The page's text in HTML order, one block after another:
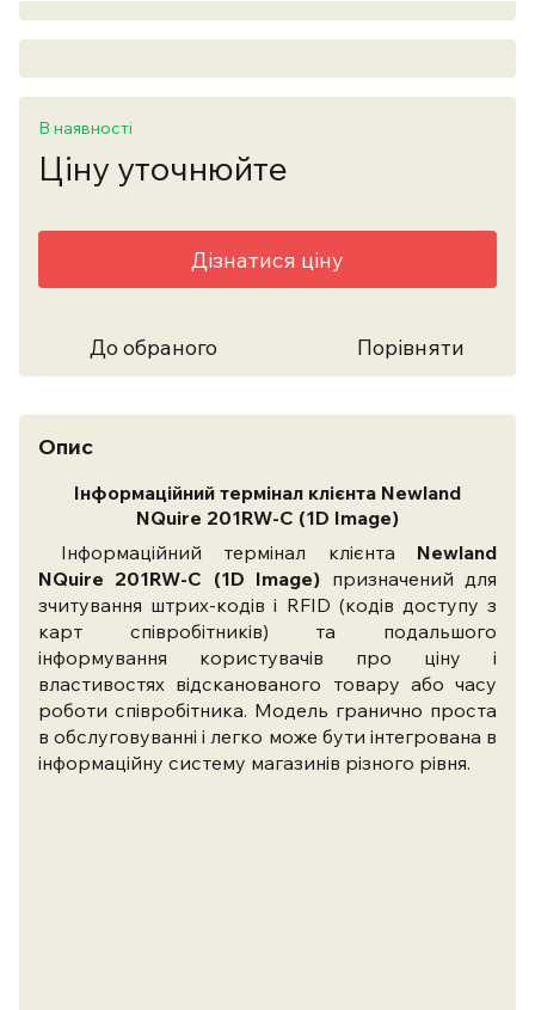
В наявності
Ціну уточнюйте
Дізнатися ціну
До обраного Порівняти
Опис
Інформаційний термінал клієнта Newland
NQuire 201RW-C (1D Image)
Інформаційний термінал клієнта Newland
NQuire 201RW-C (1D Image) призначений для
зчитування штрих-кодів і RFID (кодів доступу з
карт співробітників) та подальшого
інформування користувачів про ціну і
властивостях відсканованого товару або часу
роботи співробітника. Модель гранично проста
в обслуговуванні і легко може бути інтегрована в
інформаційну систему магазинів різного рівня.